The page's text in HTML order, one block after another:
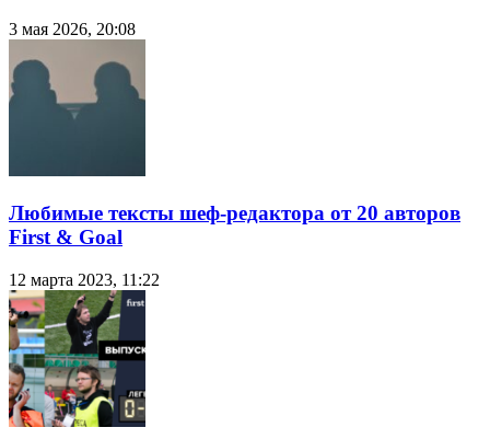
3 мая 2026, 20:08
Любимые тексты шеф-редактора от 20 авторов
First & Goal
12 марта 2023, 11:22